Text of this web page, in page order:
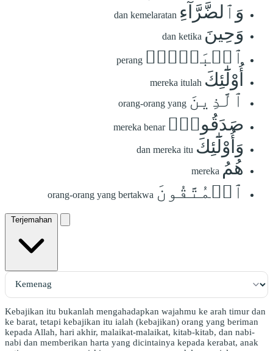
وَٱلضَّرَّآءِ dan kemelaratan
وَحِينَ dan ketika
ٱلۡبَأۡسِۗ perang
أُوْلَٰٓئِكَ mereka itulah
ٱلَّذِينَ orang-orang yang
صَدَقُواْۖ mereka benar
وَأُوْلَٰٓئِكَ dan mereka itu
هُمُ mereka
ٱلۡمُتَّقُونَ orang-orang yang bertakwa
Terjemahan
Kebajikan itu bukanlah mengahadapkan wajahmu ke arah timur dan
ke barat, tetapi kebajikan itu ialah (kebajikan) orang yang beriman
kepada Allah, hari akhir, malaikat-malaikat, kitab-kitab, dan nabi-
nabi dan memberikan harta yang dicintainya kepada kerabat, anak